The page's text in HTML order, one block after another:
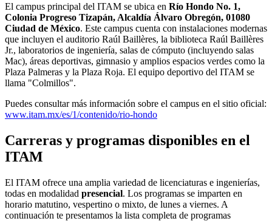
El campus principal del ITAM se ubica en Río Hondo No. 1,
Colonia Progreso Tizapán, Alcaldía Álvaro Obregón, 01080
Ciudad de México. Este campus cuenta con instalaciones modernas
que incluyen el auditorio Raúl Baillères, la biblioteca Raúl Baillères
Jr., laboratorios de ingeniería, salas de cómputo (incluyendo salas
Mac), áreas deportivas, gimnasio y amplios espacios verdes como la
Plaza Palmeras y la Plaza Roja. El equipo deportivo del ITAM se
llama "Colmillos".
Puedes consultar más información sobre el campus en el sitio oficial:
www.itam.mx/es/1/contenido/rio-hondo
Carreras y programas disponibles en el
ITAM
El ITAM ofrece una amplia variedad de licenciaturas e ingenierías,
todas en modalidad presencial. Los programas se imparten en
horario matutino, vespertino o mixto, de lunes a viernes. A
continuación te presentamos la lista completa de programas